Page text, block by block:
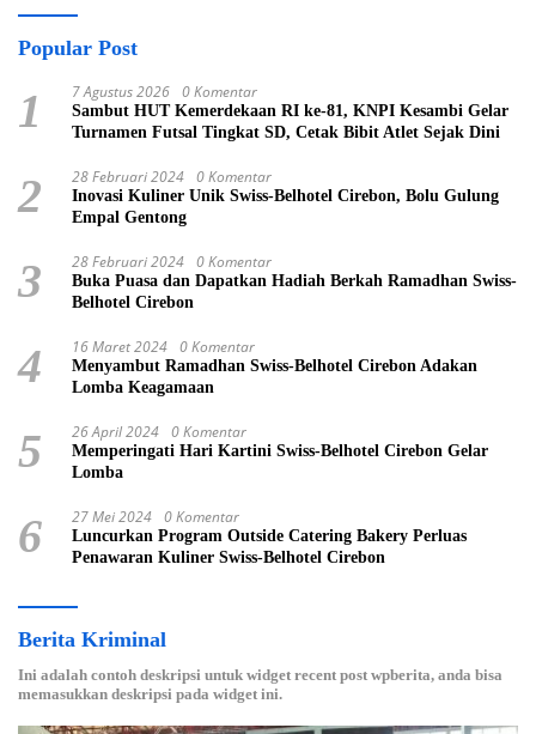
Popular Post
1 7 Agustus 2026 0 Komentar
Sambut HUT Kemerdekaan RI ke-81, KNPI Kesambi Gelar
Turnamen Futsal Tingkat SD, Cetak Bibit Atlet Sejak Dini
2 28 Februari 2024 0 Komentar
Inovasi Kuliner Unik Swiss-Belhotel Cirebon, Bolu Gulung
Empal Gentong
3 28 Februari 2024 0 Komentar
Buka Puasa dan Dapatkan Hadiah Berkah Ramadhan Swiss-
Belhotel Cirebon
4 16 Maret 2024 0 Komentar
Menyambut Ramadhan Swiss-Belhotel Cirebon Adakan
Lomba Keagamaan
5 26 April 2024 0 Komentar
Memperingati Hari Kartini Swiss-Belhotel Cirebon Gelar
Lomba
6 27 Mei 2024 0 Komentar
Luncurkan Program Outside Catering Bakery Perluas
Penawaran Kuliner Swiss-Belhotel Cirebon
Berita Kriminal
Ini adalah contoh deskripsi untuk widget recent post wpberita, anda bisa
memasukkan deskripsi pada widget ini.